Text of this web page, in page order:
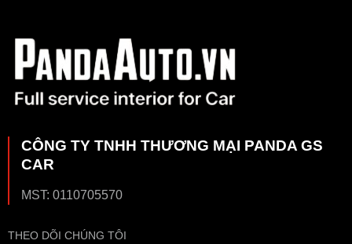
CÔNG TY TNHH THƯƠNG MẠI PANDA GS
CAR
MST: 0110705570
THEO DÕI CHÚNG TÔI